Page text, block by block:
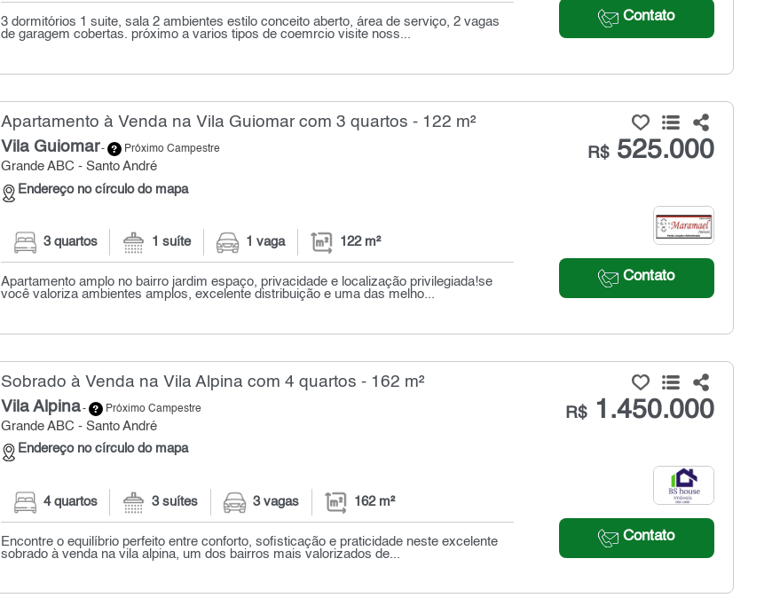
Contato
3 dormitórios 1 suite, sala 2 ambientes estilo conceito aberto, área de serviço, 2 vagas
de garagem cobertas. próximo a varios tipos de coemrcio visite noss...
Apartamento à Venda na Vila Guiomar com 3 quartos - 122 m²
Vila Guiomar- Próximo Campestre
Grande ABC - Santo André
Endereço no círculo do mapa
R$525.000
Contato
3 quartos 1 suíte 1 vaga 122 m²
Apartamento amplo no bairro jardim espaço, privacidade e localização privilegiada!se
você valoriza ambientes amplos, excelente distribuição e uma das melho...
Sobrado à Venda na Vila Alpina com 4 quartos - 162 m²
Vila Alpina- Próximo Campestre
Grande ABC - Santo André
Endereço no círculo do mapa
R$1.450.000
Contato
4 quartos 3 suítes 3 vagas 162 m²
Encontre o equilíbrio perfeito entre conforto, sofisticação e praticidade neste excelente
sobrado à venda na vila alpina, um dos bairros mais valorizados de...